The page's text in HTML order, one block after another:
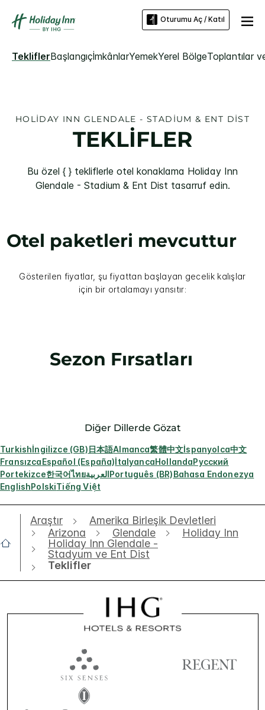
Oturumu Aç / Katıl
TekliflerBaşlangıçİmkânlarYemekYerel BölgeToplantılar
HOLIDAY INN GLENDALE - STADIUM & ENT DIST
TEKLİFLER
Bu özel { } tekliflerle otel konaklama Holiday Inn
Glendale - Stadium & Ent Dist tasarruf edin.
Otel paketleri mevcuttur
Gösterilen fiyatlar, şu fiyattan başlayan gecelik kalışlar
için bir ortalamayı yansıtır:
Sezon Fırsatları
Diğer Dillerde Gözat
Turkishİngilizce (GB)日本語Almanca繁體中文İspanyolca中文
FransızcaEspañol (España)İtalyancaHollandaРусский
Portekizce한국어ไทยالعربيةPortuguês (BR)Bahasa Endonezya
EnglishPolskiTiếng Việt
Araştır
Amerika Birleşik Devletleri
Arizona
Glendale
Holiday Inn
Holiday Inn Glendale -
Stadyum ve Ent Dist
Teklifler